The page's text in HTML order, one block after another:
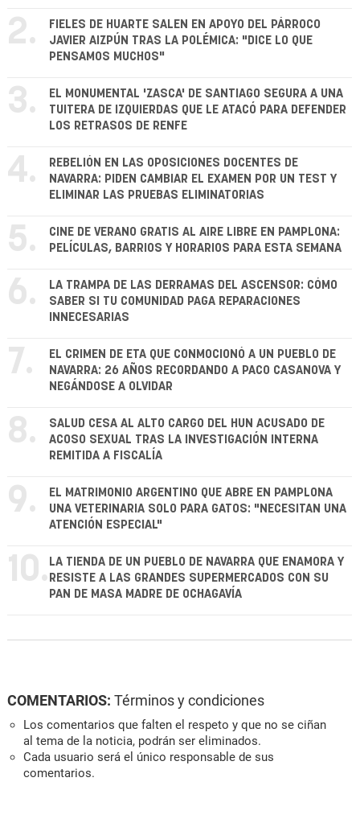
2.
FIELES DE HUARTE SALEN EN APOYO DEL PÁRROCO
JAVIER AIZPÚN TRAS LA POLÉMICA: "DICE LO QUE
PENSAMOS MUCHOS"
3.
EL MONUMENTAL 'ZASCA' DE SANTIAGO SEGURA A UNA
TUITERA DE IZQUIERDAS QUE LE ATACÓ PARA DEFENDER
LOS RETRASOS DE RENFE
4.
REBELIÓN EN LAS OPOSICIONES DOCENTES DE
NAVARRA: PIDEN CAMBIAR EL EXAMEN POR UN TEST Y
ELIMINAR LAS PRUEBAS ELIMINATORIAS
5.
CINE DE VERANO GRATIS AL AIRE LIBRE EN PAMPLONA:
PELÍCULAS, BARRIOS Y HORARIOS PARA ESTA SEMANA
6.
LA TRAMPA DE LAS DERRAMAS DEL ASCENSOR: CÓMO
SABER SI TU COMUNIDAD PAGA REPARACIONES
INNECESARIAS
7.
EL CRIMEN DE ETA QUE CONMOCIONÓ A UN PUEBLO DE
NAVARRA: 26 AÑOS RECORDANDO A PACO CASANOVA Y
NEGÁNDOSE A OLVIDAR
8.
SALUD CESA AL ALTO CARGO DEL HUN ACUSADO DE
ACOSO SEXUAL TRAS LA INVESTIGACIÓN INTERNA
REMITIDA A FISCALÍA
9.
EL MATRIMONIO ARGENTINO QUE ABRE EN PAMPLONA
UNA VETERINARIA SOLO PARA GATOS: "NECESITAN UNA
ATENCIÓN ESPECIAL"
10. LA TIENDA DE UN PUEBLO DE NAVARRA QUE ENAMORA Y
RESISTE A LAS GRANDES SUPERMERCADOS CON SU
PAN DE MASA MADRE DE OCHAGAVÍA
COMENTARIOS: Términos y condiciones
Los comentarios que falten el respeto y que no se ciñan
al tema de la noticia, podrán ser eliminados.
Cada usuario será el único responsable de sus
comentarios.